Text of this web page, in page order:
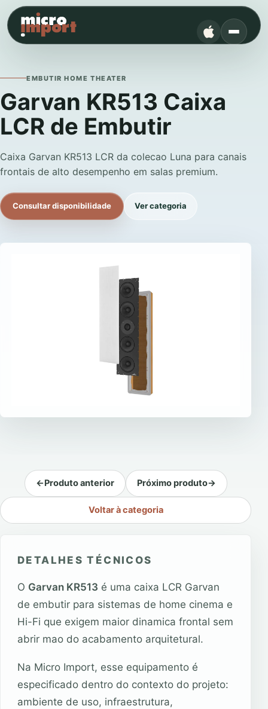
EMBUTIR HOME THEATER
Garvan KR513 Caixa
LCR de Embutir
Caixa Garvan KR513 LCR da colecao Luna para canais
frontais de alto desempenho em salas premium.
Consultar disponibilidade Ver categoria
←Produto anterior
Voltar à categoria
Próximo produto→
DETALHES TÉCNICOS
O Garvan KR513 é uma caixa LCR Garvan
de embutir para sistemas de home cinema e
Hi-Fi que exigem maior dinamica frontal sem
abrir mao do acabamento arquitetural.
Na Micro Import, esse equipamento é
especificado dentro do contexto do projeto:
ambiente de uso, infraestrutura,